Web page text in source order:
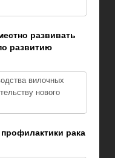
развивать
развитию
вилочных
нового
рака